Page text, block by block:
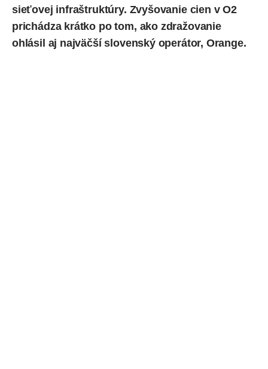
sieťovej infraštruktúry. Zvyšovanie cien v O2
prichádza krátko po tom, ako zdražovanie
ohlásil aj najväčší slovenský operátor, Orange.